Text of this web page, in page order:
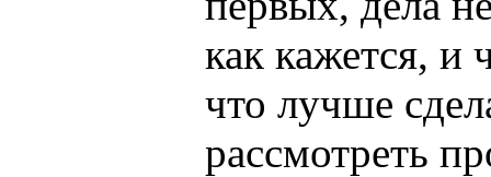
как кажется, и
что лучше
рассмотреть